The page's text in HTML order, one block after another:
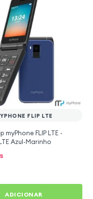
FLIP LTE
myPhone FLIP LTE -
Azul-Marinho
ADICIONAR